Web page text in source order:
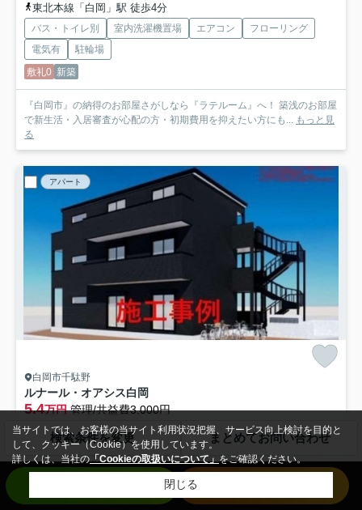
東北本線「白岡」駅 徒歩4分
バス・トイレ別 室内洗濯機置場 エアコン
フローリング
電気有
駐輪場
敷礼0 新築
『白岡市』の納得のお部屋さがしなら『ラテルーム』へ！ 築浅のお部屋
で新生活・入居審査が心配の方・初期費用を抑えたい方にも...
もっと見
る
アパート
白岡市千駄野
ルナール・オアシス白岡
5.4万円管理/共益費3,000円
1階 / 18.68㎡ / 1R /予定
東北本線「白岡」駅 徒歩4分
バス・トイレ別 室内洗濯機置場 エアコン
フローリング
検索条件を変更 まとめてお問い合わせ
当サイトでは、お客様の当サイト利用状況把握、サービス向上検討を目的と
して、クッキー（Cookie）を使用しています。
詳しくは、当社の「Cookieの取扱いについて」をご確認ください。
閉じる